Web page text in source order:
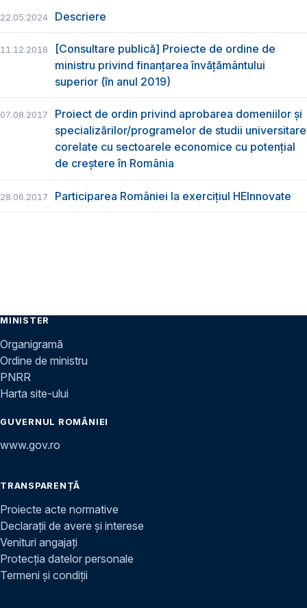
22.05.2024 Descriere
11.12.2018
[Consultare publică] Proiecte de ordine de
ministru privind finanțarea învățământului
superior (în anul 2019)
07.08.2017
Proiect de ordin privind aprobarea domeniilor și
specializărilor/programelor de studii universitare
corelate cu sectoarele economice cu potențial
de creștere în România
28.06.2017 Participarea României la exercițiul HEInnovate
MINISTER
Organigramă
Ordine de ministru
PNRR
Harta site-ului
GUVERNUL ROMÂNIEI
www.gov.ro
TRANSPARENȚĂ
Proiecte acte normative
Declarații de avere și interese
Venituri angajați
Protecția datelor personale
Termeni și condiții